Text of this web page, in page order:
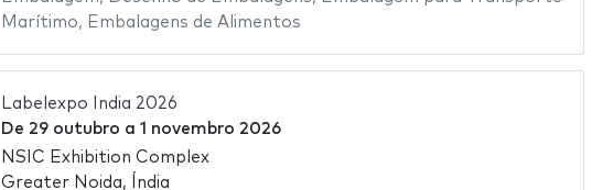
Marítimo, Embalagens de Alimentos
Labelexpo India 2026
De 29 outubro a 1 novembro 2026
NSIC Exhibition Complex
Greater Noida, Índia